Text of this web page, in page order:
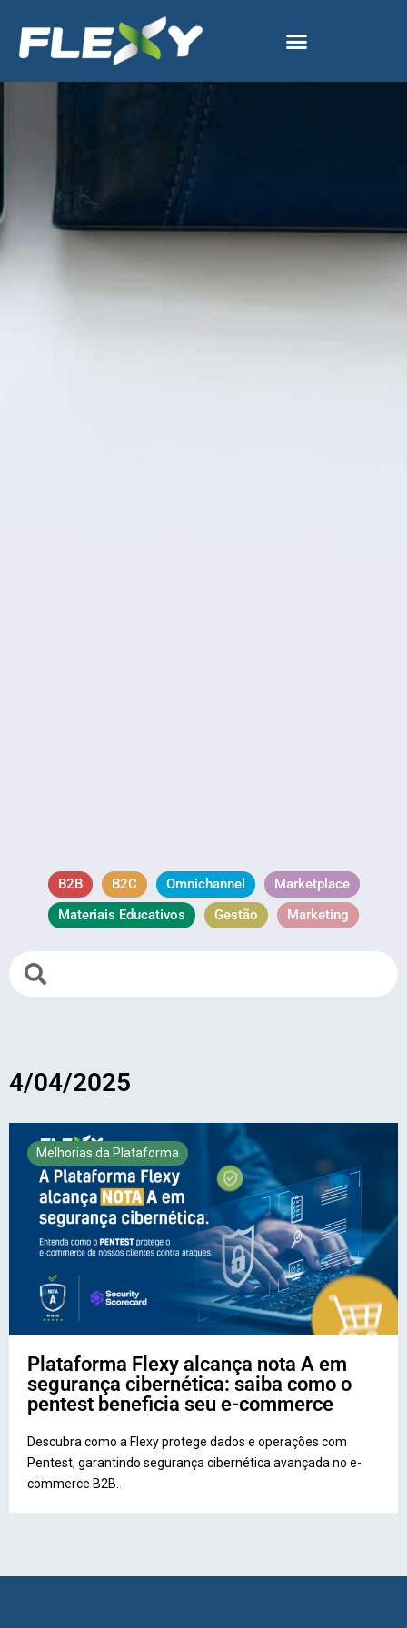
B2B B2C Omnichannel
Marketplace
Materiais Educativos
Gestão Marketing
4/04/2025
Melhorias da Plataforma
Plataforma Flexy alcança nota A em
segurança cibernética: saiba como o
pentest beneficia seu e-commerce
Descubra como a Flexy protege dados e operações com
Pentest, garantindo segurança cibernética avançada no e-
commerce B2B.